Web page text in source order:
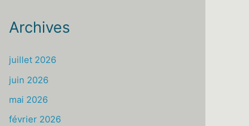
Archives
juillet 2026
juin 2026
mai 2026
février 2026